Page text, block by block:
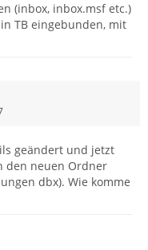
(inbox, inbox.msf etc.)
TB eingebunden, mit
geändert und jetzt
den neuen Ordner
dbx). Wie komme